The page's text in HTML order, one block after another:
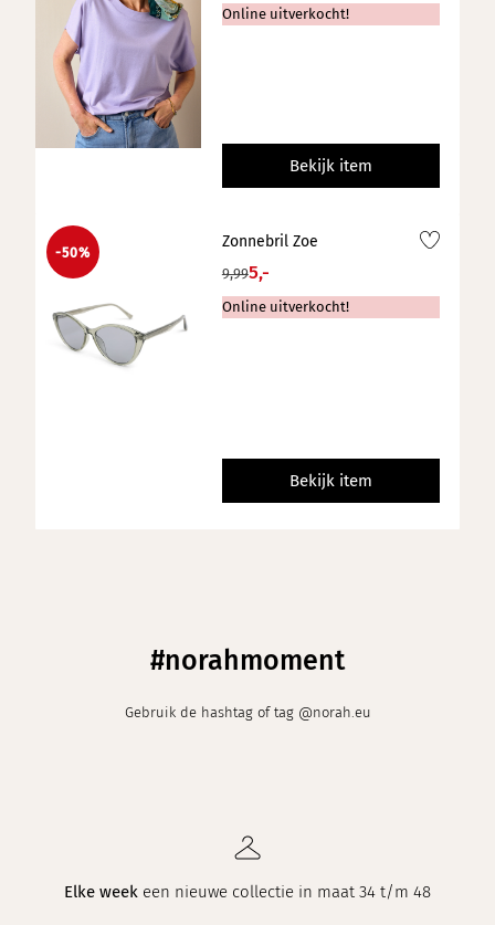
Online uitverkocht!
Bekijk item
-50%
Zonnebril Zoe
9,995,-
Online uitverkocht!
Bekijk item
#norahmoment
Gebruik de hashtag of tag @norah.eu
Elke week een nieuwe collectie in maat 34 t/m 48